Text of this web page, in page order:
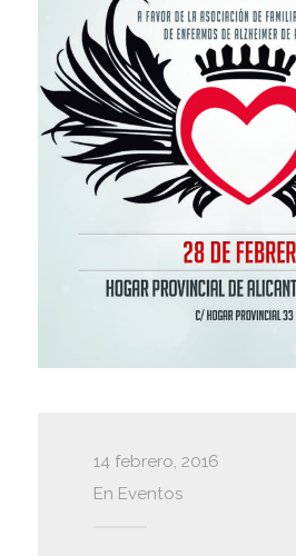
14 febrero, 2016
En Eventos